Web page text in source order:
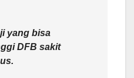
yang bisa
DFB sakit